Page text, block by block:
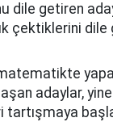
dile getiren
çektiklerini dile
adaylar,